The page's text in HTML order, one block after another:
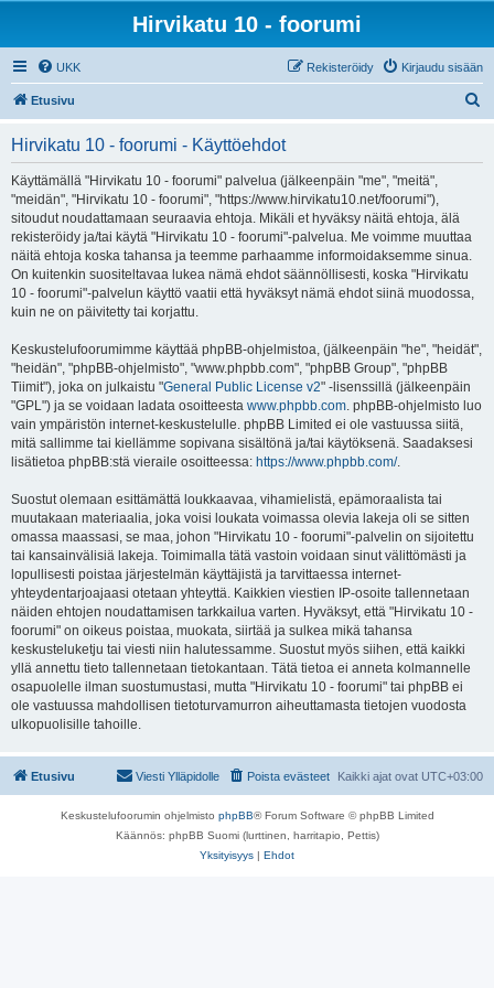
Hirvikatu 10 - foorumi
UKK Kirjaudu sisään
Rekisteröidy
Etusivu
Hirvikatu 10 - foorumi - Käyttöehdot
Käyttämällä "Hirvikatu 10 - foorumi" palvelua (jälkeenpäin "me", "meitä",
"meidän", "Hirvikatu 10 - foorumi", "https://www.hirvikatu10.net/foorumi"),
sitoudut noudattamaan seuraavia ehtoja. Mikäli et hyväksy näitä ehtoja, älä
rekisteröidy ja/tai käytä "Hirvikatu 10 - foorumi"-palvelua. Me voimme muuttaa
näitä ehtoja koska tahansa ja teemme parhaamme informoidaksemme sinua.
On kuitenkin suositeltavaa lukea nämä ehdot säännöllisesti, koska "Hirvikatu
10 - foorumi"-palvelun käyttö vaatii että hyväksyt nämä ehdot siinä muodossa,
kuin ne on päivitetty tai korjattu.
Keskustelufoorumimme käyttää phpBB-ohjelmistoa, (jälkeenpäin "he", "heidät",
"heidän", "phpBB-ohjelmisto", "www.phpbb.com", "phpBB Group", "phpBB
Tiimit"), joka on julkaistu "General Public License v2" -lisenssillä (jälkeenpäin
"GPL") ja se voidaan ladata osoitteesta www.phpbb.com. phpBB-ohjelmisto luo
vain ympäristön internet-keskustelulle. phpBB Limited ei ole vastuussa siitä,
mitä sallimme tai kiellämme sopivana sisältönä ja/tai käytöksenä. Saadaksesi
lisätietoa phpBB:stä vieraile osoitteessa: https://www.phpbb.com/.
Suostut olemaan esittämättä loukkaavaa, vihamielistä, epämoraalista tai
muutakaan materiaalia, joka voisi loukata voimassa olevia lakeja oli se sitten
omassa maassasi, se maa, johon "Hirvikatu 10 - foorumi"-palvelin on sijoitettu
tai kansainvälisiä lakeja. Toimimalla tätä vastoin voidaan sinut välittömästi ja
lopullisesti poistaa järjestelmän käyttäjistä ja tarvittaessa internet-
yhteydentarjoajaasi otetaan yhteyttä. Kaikkien viestien IP-osoite tallennetaan
näiden ehtojen noudattamisen tarkkailua varten. Hyväksyt, että "Hirvikatu 10 -
foorumi" on oikeus poistaa, muokata, siirtää ja sulkea mikä tahansa
keskusteluketju tai viesti niin halutessamme. Suostut myös siihen, että kaikki
yllä annettu tieto tallennetaan tietokantaan. Tätä tietoa ei anneta kolmannelle
osapuolelle ilman suostumustasi, mutta "Hirvikatu 10 - foorumi" tai phpBB ei
ole vastuussa mahdollisen tietoturvamurron aiheuttamasta tietojen vuodosta
ulkopuolisille tahoille.
Etusivu Kaikki ajat ovat UTC+03:00
Poista evästeet
Viesti Ylläpidolle
Keskustelufoorumin ohjelmisto phpBB® Forum Software © phpBB Limited
Käännös: phpBB Suomi (lurttinen, harritapio, Pettis)
Yksityisyys | Ehdot